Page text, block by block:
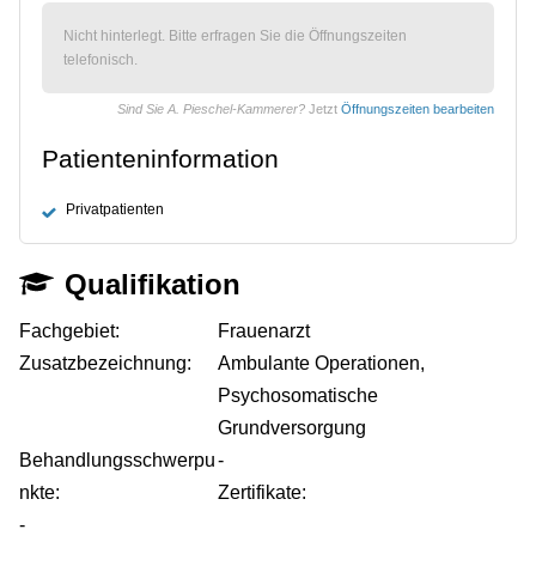
Nicht hinterlegt. Bitte erfragen Sie die Öffnungszeiten
telefonisch.
Sind Sie A. Pieschel-Kammerer? Jetzt Öffnungszeiten bearbeiten
Patienteninformation
Privatpatienten
Qualifikation
Fachgebiet:
Frauenarzt
Zusatzbezeichnung:
Ambulante Operationen,
Psychosomatische
Grundversorgung
Behandlungsschwerpu
nkte:
-
Zertifikate:
-